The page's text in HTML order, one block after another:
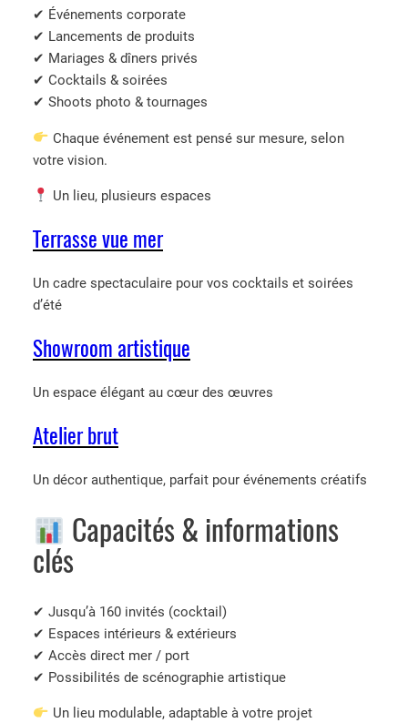
✔ Événements corporate
✔ Lancements de produits
✔ Mariages & dîners privés
✔ Cocktails & soirées
✔ Shoots photo & tournages
Chaque événement est pensé sur mesure, selon
votre vision.
Un lieu, plusieurs espaces
Terrasse vue mer
Un cadre spectaculaire pour vos cocktails et soirées
d’été
Showroom artistique
Un espace élégant au cœur des œuvres
Atelier brut
Un décor authentique, parfait pour événements créatifs
Capacités & informations
clés
✔ Jusqu’à 160 invités (cocktail)
✔ Espaces intérieurs & extérieurs
✔ Accès direct mer / port
✔ Possibilités de scénographie artistique
Un lieu modulable, adaptable à votre projet